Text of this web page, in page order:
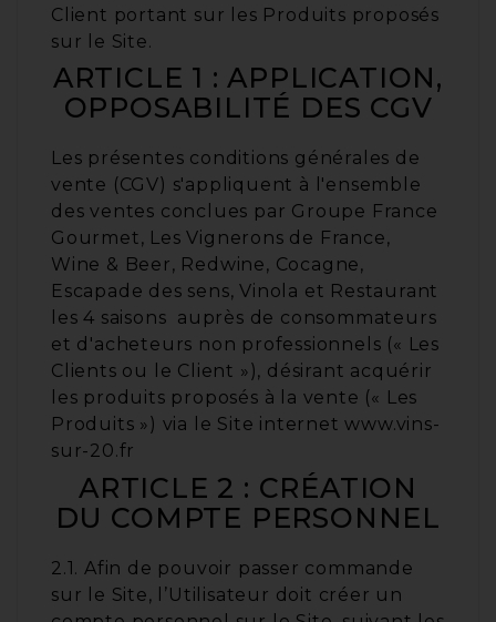
Client portant sur les Produits proposés
sur le Site.
ARTICLE 1 : APPLICATION,
OPPOSABILITÉ DES CGV
Les présentes conditions générales de
vente (CGV) s'appliquent à l'ensemble
des ventes conclues par Groupe France
Gourmet, Les Vignerons de France,
Wine & Beer, Redwine, Cocagne,
Escapade des sens, Vinola et Restaurant
les 4 saisons auprès de consommateurs
et d'acheteurs non professionnels (« Les
Clients ou le Client »), désirant acquérir
les produits proposés à la vente (« Les
Produits ») via le Site internet www.vins-
sur-20.fr
ARTICLE 2 : CRÉATION
DU COMPTE PERSONNEL
2.1. Afin de pouvoir passer commande
sur le Site, l’Utilisateur doit créer un